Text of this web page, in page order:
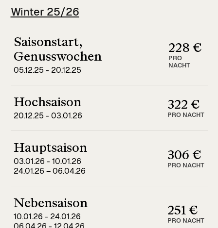
Winter 25/26
Saisonstart,
Genusswochen
05.12.25 - 20.12.25
228 €
PRO
NACHT
Hochsaison
20.12.25 - 03.01.26
322 €
PRO NACHT
Hauptsaison
03.01.26 - 10.01.26
24.01.26 – 06.04.26
306 €
PRO NACHT
Nebensaison
10.01.26 - 24.01.26
251 €
PRO NACHT